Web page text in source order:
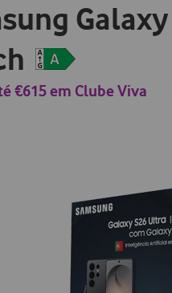
€615 em Clube Viva